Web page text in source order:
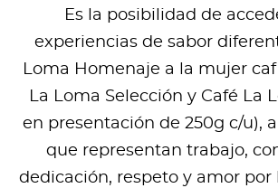
Es la posibilidad de
experiencias de sabor
Loma Homenaje a la mujer
La Loma Selección y Café La
en presentación de 250g c/u),
que representan trabajo,
dedicación, respeto y amor por